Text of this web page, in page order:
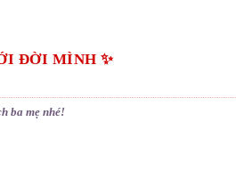
ĐỜI MÌNH ✨
ba mẹ nhé!